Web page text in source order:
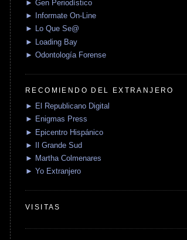
► Gen Periodístico
► Informate On-Line
► Lo Que Se@
► Loading Bay
► Odontología Forense
RECOMIENDO DEL EXTRANJERO
► El Republicano Digital
► Enigmas Press
► Epicentro Hispánico
► Il Grande Sud
► Martha Colmenares
► Yo Extranjero
VISITAS